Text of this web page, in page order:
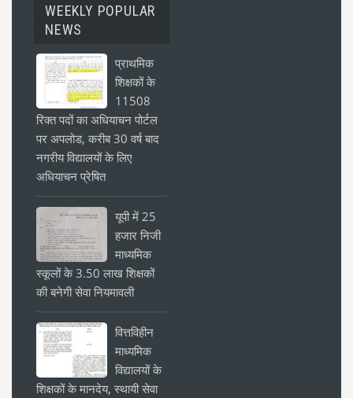
WEEKLY POPULAR
NEWS
प्राथमिक
शिक्षकों के
11508
रिक्त पदों का अधियाचन पोर्टल
पर अपलोड, करीब 30 वर्ष बाद
नगरीय विद्यालयों के लिए
अधियाचन प्रेषित
यूपी में 25
हजार निजी
माध्यमिक
स्कूलों के 3.50 लाख शिक्षकों
की बनेगी सेवा नियमावली
वित्तविहीन
माध्यमिक
विद्यालयों के
शिक्षकों के मानदेय, स्थायी सेवा